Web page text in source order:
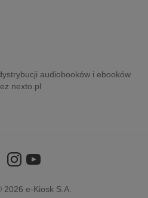
audiobooków i ebooków
nexto.pl
2026 e-Kiosk S.A.